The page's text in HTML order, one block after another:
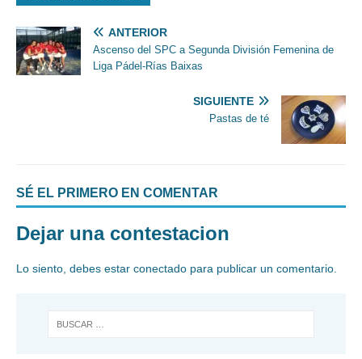
ANTERIOR
Ascenso del SPC a Segunda División Femenina de
Liga Pádel-Rías Baixas
SIGUIENTE
Pastas de té
SÉ EL PRIMERO EN COMENTAR
Dejar una contestacion
Lo siento, debes estar conectado para publicar un comentario.